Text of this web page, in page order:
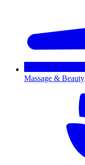
Massage & Beauty